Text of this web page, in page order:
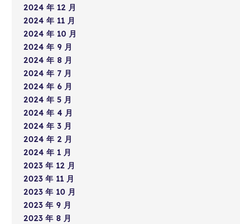
2024 年 12 月
2024 年 11 月
2024 年 10 月
2024 年 9 月
2024 年 8 月
2024 年 7 月
2024 年 6 月
2024 年 5 月
2024 年 4 月
2024 年 3 月
2024 年 2 月
2024 年 1 月
2023 年 12 月
2023 年 11 月
2023 年 10 月
2023 年 9 月
2023 年 8 月